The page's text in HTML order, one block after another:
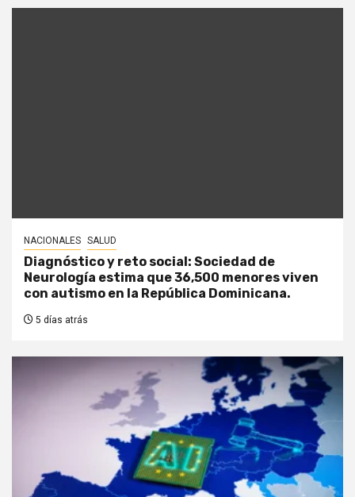
NACIONALES SALUD
Diagnóstico y reto social: Sociedad de
Neurología estima que 36,500 menores viven
con autismo en la República Dominicana.
5 días atrás